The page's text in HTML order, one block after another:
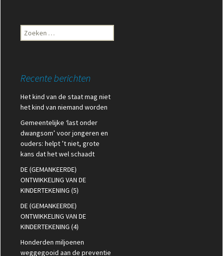
Zoeken
naar:
Recente berichten
Het kind van de staat mag niet
het kind van niemand worden
Gemeentelijke ‘last onder
dwangsom’ voor jongeren en
ouders: helpt ’t niet, grote
kans dat het wel schaadt
DE (GEMANKEERDE)
ONTWIKKELING VAN DE
KINDERTEKENING (5)
DE (GEMANKEERDE)
ONTWIKKELING VAN DE
KINDERTEKENING (4)
Honderden miljoenen
weggegooid aan de preventie